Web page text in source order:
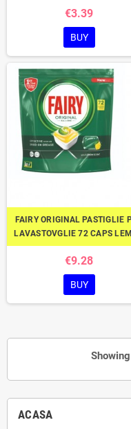
ACASA
€3.39
BUY
FAIRY ORIGINAL PASTIGLIE
LAVASTOVGLIE 72 CAPS
€9.28
BUY